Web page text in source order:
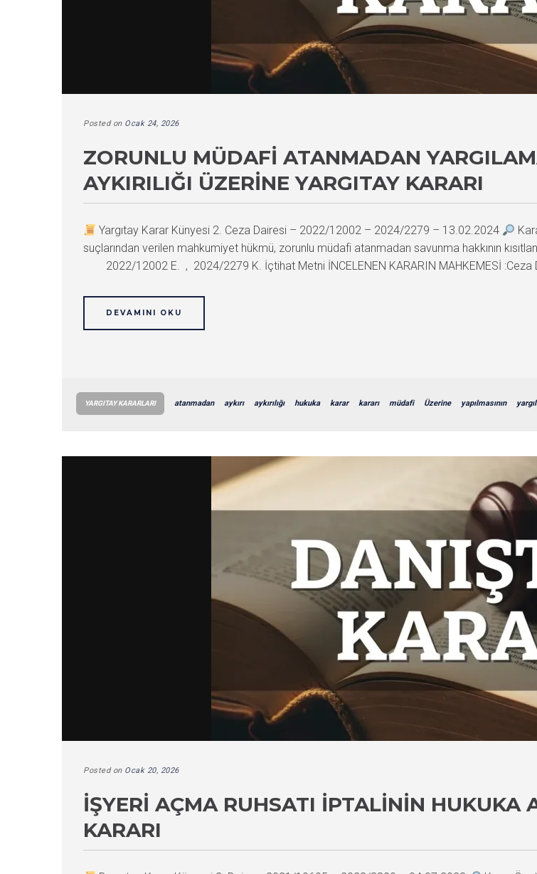
Posted on Ocak 24, 2026
ZORUNLU MÜDAFI ATANMADAN
AYKIRILIĞI ÜZERINE YARGITAY KARARI
Yargıtay Karar Künyesi 2. Ceza Dairesi – 2022/12002 – 2024/2279 – 13.02.2024
suçlarından verilen mahkumiyet hükmü, zorunlu müdafi atanmadan savunma hakkının
2022/12002 E. , 2024/2279 K. İçtihat Metni İNCELENEN KARARIN MAHKEMESİ :Ceza
DEVAMINI OKU
YARGITAY KARARLARI atanmadan aykırı aykırılığı hukuka karar kararı müdafi Üzerine yapılmasının
Posted on Ocak 20, 2026
İŞYERI AÇMA RUHSATI İPTALININ HUKUKA
KARARI